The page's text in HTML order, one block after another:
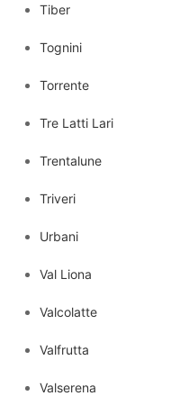
Tiber
Tognini
Torrente
Tre Latti Lari
Trentalune
Triveri
Urbani
Val Liona
Valcolatte
Valfrutta
Valserena